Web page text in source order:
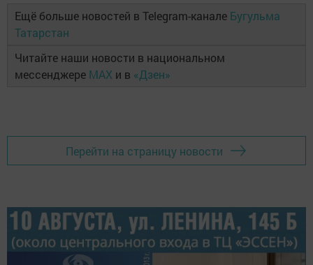
Ещё больше новостей в Telegram-канале Бугульма
Татарстан
Читайте наши новости в национальном
мессенджере MAX и в «Дзен»
Перейти на страницу новости